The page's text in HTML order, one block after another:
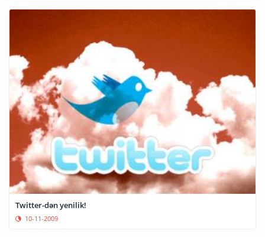
Twitter-dən yenilik!
10-11-2009